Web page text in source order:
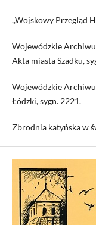
,,Wojskowy Przegląd
Wojewódzkie
Akta miasta Szadku,
Wojewódzkie
Łódzki, sygn. 2221.
Zbrodnia katyńska w